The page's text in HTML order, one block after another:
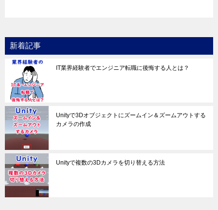
新着記事
IT業界経験者でエンジニア転職に後悔する人とは？
Unityで3Dオブジェクトにズームイン＆ズームアウトする
カメラの作成
Unityで複数の3Dカメラを切り替える方法